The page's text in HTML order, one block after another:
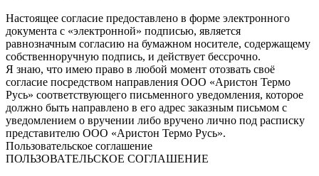
Настоящее согласие предоставлено в форме электронного
документа с «электронной» подписью, является
равнозначным согласию на бумажном носителе, содержащему
собственноручную подпись, и действует бессрочно.
Я знаю, что имею право в любой момент отозвать своё
согласие посредством направления ООО «Аристон Термо
Русь» соответствующего письменного уведомления, которое
должно быть направлено в его адрес заказным письмом с
уведомлением о вручении либо вручено лично под расписку
представителю ООО «Аристон Термо Русь».
Пользовательское соглашение
ПОЛЬЗОВАТЕЛЬСКОЕ СОГЛАШЕНИЕ